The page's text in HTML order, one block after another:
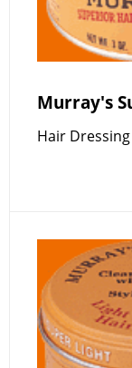
Murray's
Hair